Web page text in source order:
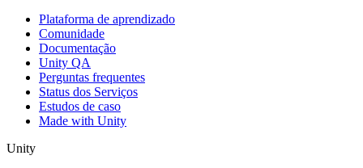
Plataforma de aprendizado
Comunidade
Documentação
Unity QA
Perguntas frequentes
Status dos Serviços
Estudos de caso
Made with Unity
Unity